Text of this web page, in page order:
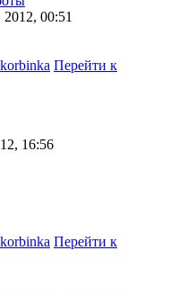
00:51
Перейти к
16:56
Перейти к